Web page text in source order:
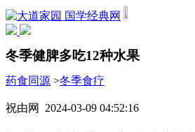
国学经典网
冬季健脾多吃12种水果
药食同源 >冬季食疗
祝由网 2024-03-09 04:52:16